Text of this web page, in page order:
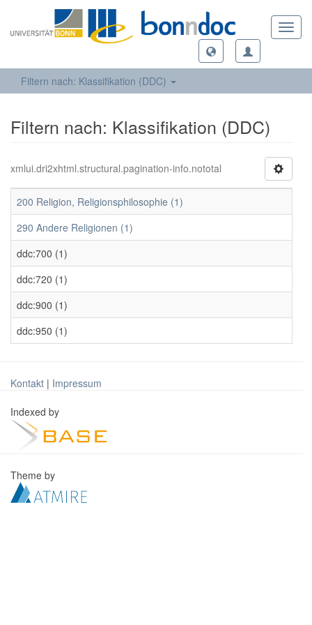
Filtern nach: Klassifikation (DDC)
Filtern nach: Klassifikation (DDC)
xmlui.dri2xhtml.structural.pagination-info.nototal
200 Religion, Religionsphilosophie (1)
290 Andere Religionen (1)
ddc:700 (1)
ddc:720 (1)
ddc:900 (1)
ddc:950 (1)
Kontakt | Impressum
Indexed by
Theme by